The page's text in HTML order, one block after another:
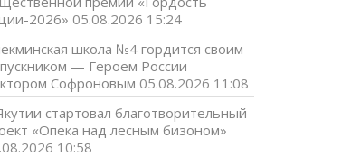
2026» 05.08.2026 15:24
школа №4 гордится своим
— Героем России
Софроновым 05.08.2026 11:08
стартовал благотворительный
«Опека над лесным бизоном»
10:58